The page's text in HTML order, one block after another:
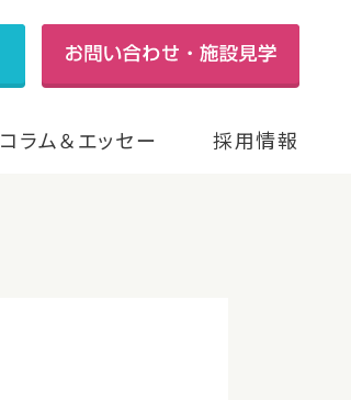
コラム＆エッセー 採用情報